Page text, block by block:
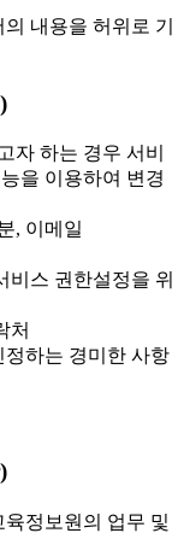
내용을 허위로 기
자 하는 경우 서비
을 이용하여 변경
, 이메일
스 권한설정을 위
처
하는 경미한 사항
정보원의 업무 및